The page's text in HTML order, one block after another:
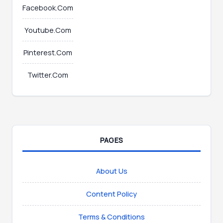
Facebook.Com
Youtube.Com
Pinterest.Com
Twitter.Com
PAGES
About Us
Content Policy
Terms & Conditions